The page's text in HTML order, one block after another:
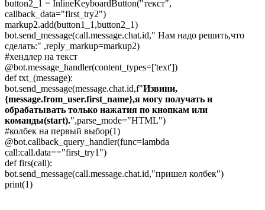
button2_1 = InlineKeyboardButton("текст",
callback_data="first_try2")
markup2.add(button1_1,button2_1)
bot.send_message(call.message.chat.id," Нам надо решить,что
сделать:" ,reply_markup=markup2)
#хендлер на текст
@bot.message_handler(content_types=['text'])
def txt_(message):
bot.send_message(message.chat.id,f"Извини,
{message.from_user.first_name},я могу получать и
обрабатывать только нажатия по кнопкам или
команды(start).",parse_mode="HTML")
#колбек на первый выбор(1)
@bot.callback_query_handler(func=lambda
call:call.data=="first_try1")
def firs(call):
bot.send_message(call.message.chat.id,"пришел колбек")
print(1)